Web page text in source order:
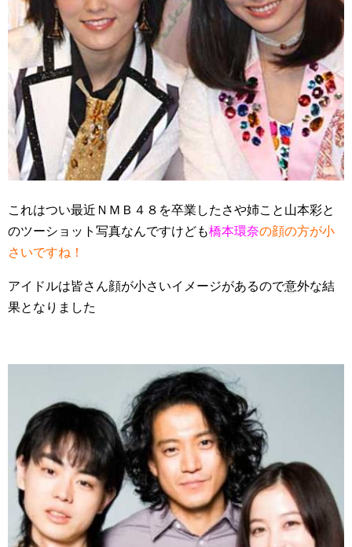
これはつい最近ＮＭＢ４８を卒業したさや姉こと山本彩と
のツーショット写真なんですけども橋本環奈の顔の方が小
さいですね！
アイドルは皆さん顔が小さいイメージがあるので意外な結
果となりました